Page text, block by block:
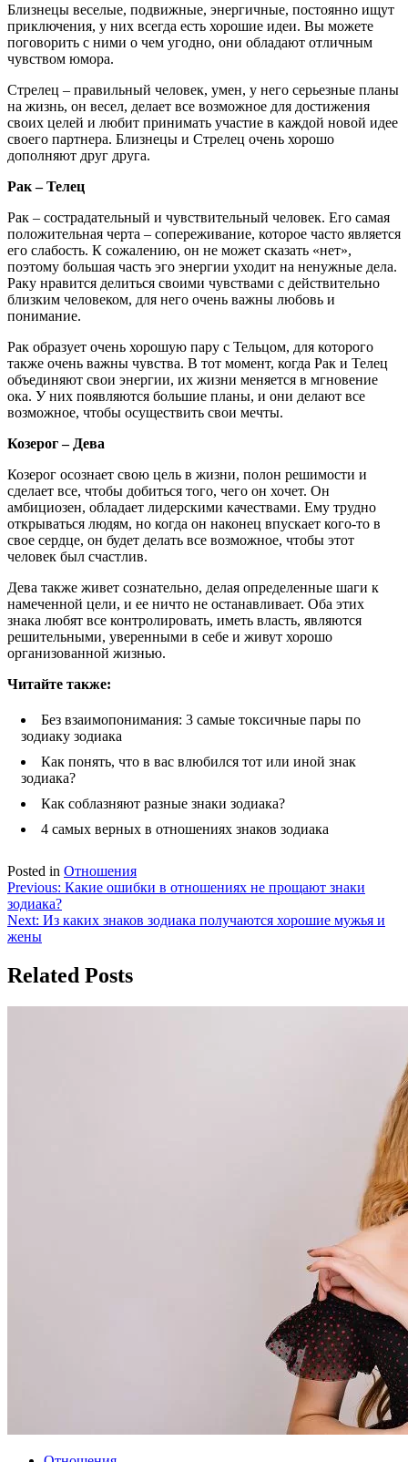
Близнецы веселые, подвижные, энергичные, постоянно ищут
приключения, у них всегда есть хорошие идеи. Вы можете
поговорить с ними о чем угодно, они обладают отличным
чувством юмора.
Стрелец – правильный человек, умен, у него серьезные планы
на жизнь, он весел, делает все возможное для достижения
своих целей и любит принимать участие в каждой новой идее
своего партнера. Близнецы и Стрелец очень хорошо
дополняют друг друга.
Рак – Телец
Рак – сострадательный и чувствительный человек. Его самая
положительная черта – сопереживание, которое часто является
его слабость. К сожалению, он не может сказать «нет»,
поэтому большая часть эго энергии уходит на ненужные дела.
Раку нравится делиться своими чувствами с действительно
близким человеком, для него очень важны любовь и
понимание.
Рак образует очень хорошую пару с Тельцом, для которого
также очень важны чувства. В тот момент, когда Рак и Телец
объединяют свои энергии, их жизни меняется в мгновение
ока. У них появляются большие планы, и они делают все
возможное, чтобы осуществить свои мечты.
Козерог – Дева
Козерог осознает свою цель в жизни, полон решимости и
сделает все, чтобы добиться того, чего он хочет. Он
амбициозен, обладает лидерскими качествами. Ему трудно
открываться людям, но когда он наконец впускает кого-то в
свое сердце, он будет делать все возможное, чтобы этот
человек был счастлив.
Дева также живет сознательно, делая определенные шаги к
намеченной цели, и ее ничто не останавливает. Оба этих
знака любят все контролировать, иметь власть, являются
решительными, уверенными в себе и живут хорошо
организованной жизнью.
Читайте также:
Без взаимопонимания: 3 самые токсичные пары по
зодиаку зодиака
Как понять, что в вас влюбился тот или иной знак
зодиака?
Как соблазняют разные знаки зодиака?
4 самых верных в отношениях знаков зодиака
Posted in Отношения
Навигация
по
записям
Previous: Какие ошибки в отношениях не прощают знаки
зодиака?
Next: Из каких знаков зодиака получаются хорошие мужья и
жены
Related Posts